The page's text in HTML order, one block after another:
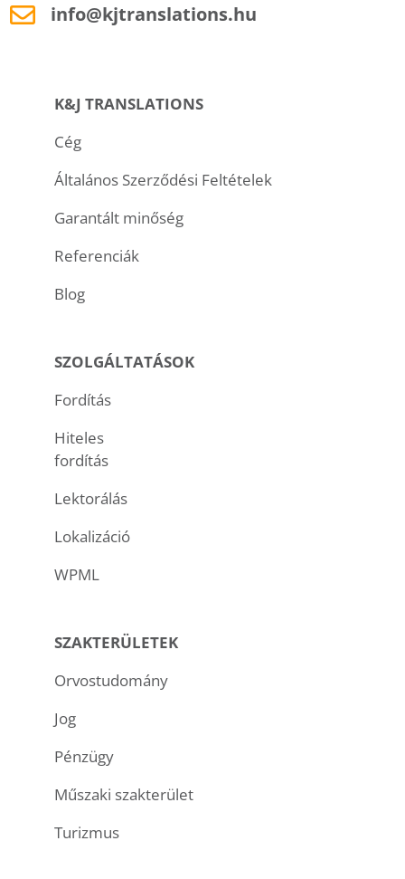
info@kjtranslations.hu
K&J TRANSLATIONS
Cég
Általános Szerződési Feltételek
Garantált minőség
Referenciák
Blog
SZOLGÁLTATÁSOK
Fordítás
Hiteles
fordítás
Lektorálás
Lokalizáció
WPML
SZAKTERÜLETEK
Orvostudomány
Jog
Pénzügy
Műszaki szakterület
Turizmus